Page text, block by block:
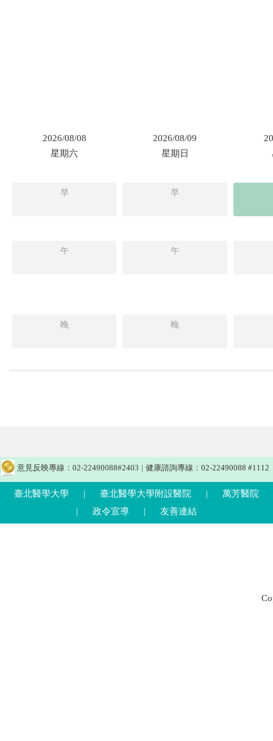
2026/08/08
星期六
2026/08/09
星期日
早 早
午 午
晚 晚
意見反映專線：02-22490088#2403 | 健康諮詢專線：02-22490088 #1112
臺北醫學大學 | 臺北醫學大學附設醫院 |
萬芳醫院
|
政令宣導 | 友善連結